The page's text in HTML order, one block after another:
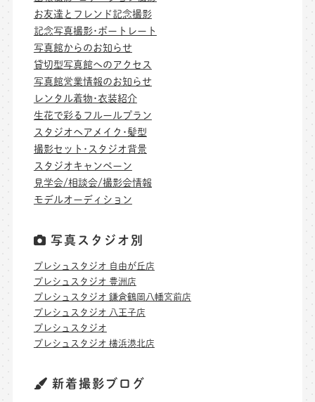
お友達とフレンド記念撮影
記念写真撮影･ポートレート
写真館からのお知らせ
貸切型写真館へのアクセス
写真館営業情報のお知らせ
レンタル着物･衣装紹介
生花で彩るフルールプラン
スタジオヘアメイク･髪型
撮影セット･スタジオ背景
スタジオキャンペーン
見学会/相談会/撮影会情報
モデルオーディション
写真スタジオ別
プレシュスタジオ 自由が丘店
プレシュスタジオ 豊洲店
プレシュスタジオ 鎌倉鶴岡八幡宮前店
プレシュスタジオ 八王子店
プレシュスタジオ
プレシュスタジオ 横浜港北店
新着撮影ブログ